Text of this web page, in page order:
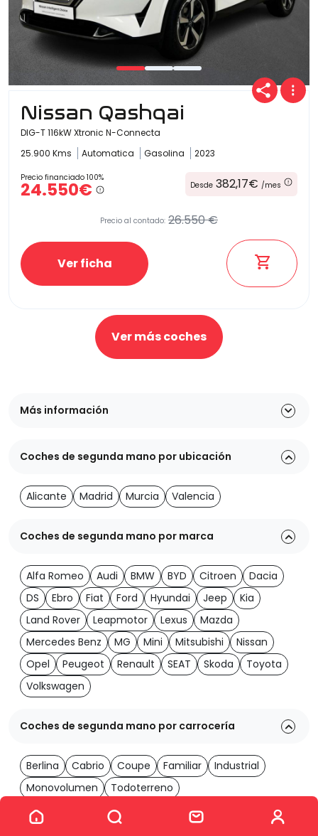
Ver los 2007 coches
Nissan Qashqai
DIG-T 116kW Xtronic N-Connecta
25.900 Kms
Automatica Gasolina 2023
Precio financiado 100%
24.550€ Desde 382,17€ /mes
Precio al contado: 26.550 €
Ver ficha
Ver más coches
Más información
Coches de segunda mano por ubicación
Alicante Madrid Murcia Valencia
Coches de segunda mano por marca
Alfa Romeo Audi BMW BYD Citroen
Dacia
DS
Ebro Fiat Ford Hyundai Jeep
Kia
Land Rover
Leapmotor Lexus
Mazda
Mercedes Benz
MG Mini Mitsubishi
Nissan
Opel
Peugeot Renault SEAT Skoda
Toyota
Volkswagen
Coches de segunda mano por carrocería
Berlina Cabrio Coupe Familiar
Industrial
Monovolumen
Todoterreno
Coches de segunda mano por transmisión